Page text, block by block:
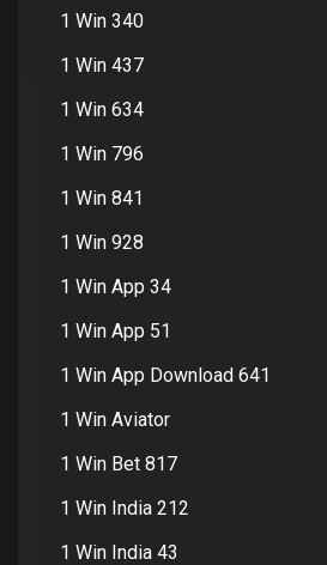
1 Win 340
1 Win 437
1 Win 634
1 Win 796
1 Win 841
1 Win 928
1 Win App 34
1 Win App 51
1 Win App Download 641
1 Win Aviator
1 Win Bet 817
1 Win India 212
1 Win India 43